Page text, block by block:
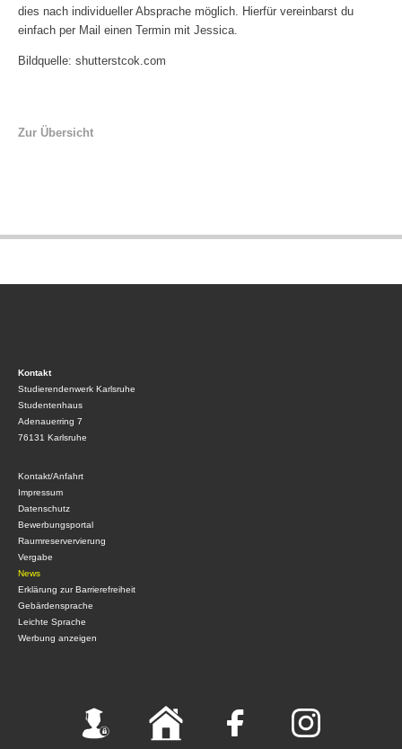
dies nach individueller Absprache möglich. Hierfür vereinbarst du
einfach per Mail einen Termin mit Jessica.
Bildquelle: shutterstcok.com
Zur Übersicht
Kontakt
Studierendenwerk Karlsruhe
Studentenhaus
Adenauerring 7
76131 Karlsruhe
Kontakt/Anfahrt
Impressum
Datenschutz
Bewerbungsportal
Raumreservervierung
Vergabe
News
Erklärung zur Barrierefreiheit
Gebärdensprache
Leichte Sprache
Werbung anzeigen